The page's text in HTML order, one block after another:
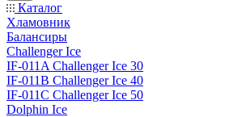
Каталог
Хламовник
Балансиры
Challenger Ice
IF-011A Challenger Ice 30
IF-011B Challenger Ice 40
IF-011C Challenger Ice 50
Dolphin Ice